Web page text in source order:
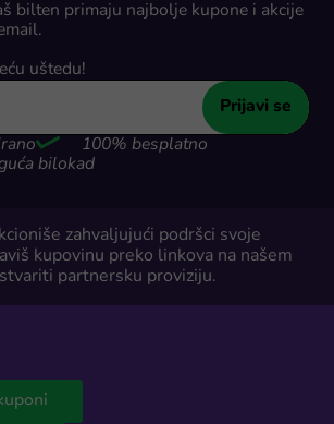
bilten primaju najbolje kupone i akcije
uštedu!
Prijavi se
100% besplatno
bilokad
zahvaljujući podršci svoje
kupovinu preko linkova na našem
partnersku proviziju.